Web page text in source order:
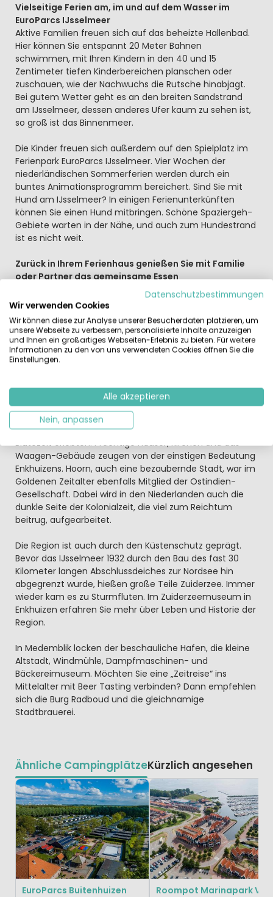
Vielseitige Ferien am, im und auf dem Wasser im
EuroParcs IJsselmeer
Aktive Familien freuen sich auf das beheizte Hallenbad.
Hier können Sie entspannt 20 Meter Bahnen
schwimmen, mit Ihren Kindern in den 40 und 15
Zentimeter tiefen Kinderbereichen planschen oder
zuschauen, wie der Nachwuchs die Rutsche hinabjagt.
Bei gutem Wetter geht es an den breiten Sandstrand
am IJsselmeer, dessen anderes Ufer kaum zu sehen ist,
so groß ist das Binnenmeer.
Die Kinder freuen sich außerdem auf den Spielplatz im
Ferienpark EuroParcs IJsselmeer. Vier Wochen der
niederländischen Sommerferien werden durch ein
buntes Animationsprogramm bereichert. Sind Sie mit
Hund am IJsselmeer? In einigen Ferienunterkünften
können Sie einen Hund mitbringen. Schöne Spaziergeh-
Gebiete warten in der Nähe, und auch zum Hundestrand
ist es nicht weit.
Zurück in Ihrem Ferienhaus genießen Sie mit Familie
oder Partner das gemeinsame Essen
Vielleicht in der gemütlichen Brasserie? Oder Sie lassen
den Urlaubstag auf Ihrer Ferienhaus-Terrasse ausklingen.
Sie können sich für das Abendessen Grill- oder
Gourmet-Paket mit Fleisch, Fisch, vegetarisch oder halal
bestellen. Für das Urlaubsfrühstück können Sie Brötchen
ordern und morgens backfrisch abholen.
Zeitalters“ der Niederlande und mehr
Enkhuizen war im 17. Jahrhundert bedeutender Hafen-
und Handelsplatz, als die Niederländer in die halbe Welt
aufbrachen und eine wirtschaftliche sowie künstlerische
Blütezeit erlebten. Prächtige Häuser, Kirchen und das
Waagen-Gebäude zeugen von der einstigen Bedeutung
Enkhuizens. Hoorn, auch eine bezaubernde Stadt, war im
Goldenen Zeitalter ebenfalls Mitglied der Ostindien-
Gesellschaft. Dabei wird in den Niederlanden auch die
dunkle Seite der Kolonialzeit, die viel zum Reichtum
beitrug, aufgearbeitet.
Die Region ist auch durch den Küstenschutz geprägt.
Bevor das IJsselmeer 1932 durch den Bau des fast 30
Kilometer langen Abschlussdeiches zur Nordsee hin
abgegrenzt wurde, hießen große Teile Zuiderzee. Immer
wieder kam es zu Sturmfluten. Im Zuiderzeemuseum in
Enkhuizen erfahren Sie mehr über Leben und Historie der
Region.
In Medemblik locken der beschauliche Hafen, die kleine
Altstadt, Windmühle, Dampfmaschinen- und
Bäckereimuseum. Möchten Sie eine „Zeitreise“ ins
Mittelalter mit Beer Tasting verbinden? Dann empfehlen
sich die Burg Radboud und die gleichnamige
Stadtbrauerei.
Ähnliche CampingplätzeKürzlich angesehen
EuroParcs Buitenhuizen
Datenschutzbestimmungen
Wir verwenden Cookies
Wir können diese zur Analyse unserer Besucherdaten platzieren, um
unsere Webseite zu verbessern, personalisierte Inhalte anzuzeigen
und Ihnen ein großartiges Webseiten-Erlebnis zu bieten. Für weitere
Informationen zu den von uns verwendeten Cookies öffnen Sie die
Einstellungen.
Alle akzeptieren
Nein, anpassen